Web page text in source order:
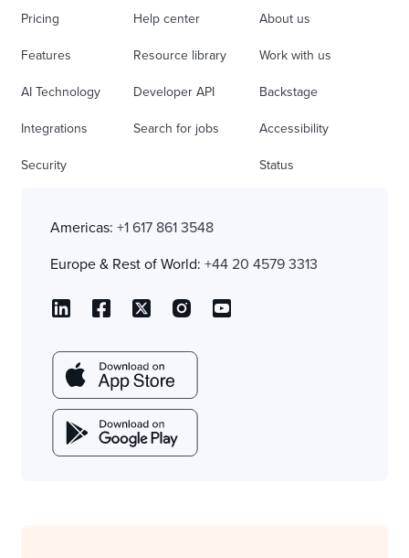
Pricing
Features
AI Technology
Integrations
Security
Help center
Resource library
Developer API
Search for jobs
About us
Work with us
Backstage
Accessibility
Status
Americas: +1 617 861 3548
Europe & Rest of World: +44 20 4579 3313